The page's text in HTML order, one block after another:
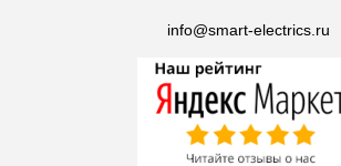
info@smart-electrics.ru